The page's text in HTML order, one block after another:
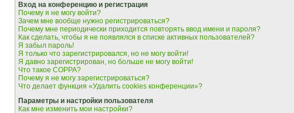
Вход на конференцию и регистрация
Почему я не могу войти?
Зачем мне вообще нужно регистрироваться?
Почему мне периодически приходится повторять ввод имени и пароля?
Как сделать, чтобы я не появлялся в списке активных пользователей?
Я забыл пароль!
Я только что зарегистрировался, но не могу войти!
Я давно зарегистрирован, но больше не могу войти!
Что такое COPPA?
Почему я не могу зарегистрироваться?
Что делает функция «Удалить cookies конференции»?
Параметры и настройки пользователя
Как мне изменить мои настройки?